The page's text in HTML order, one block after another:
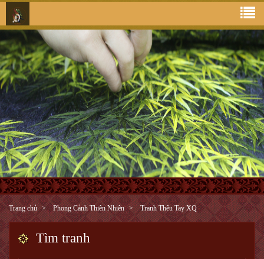
Trang chủ Phong Cảnh Thiên Nhiên Tranh Thêu Tay XQ
Tìm tranh